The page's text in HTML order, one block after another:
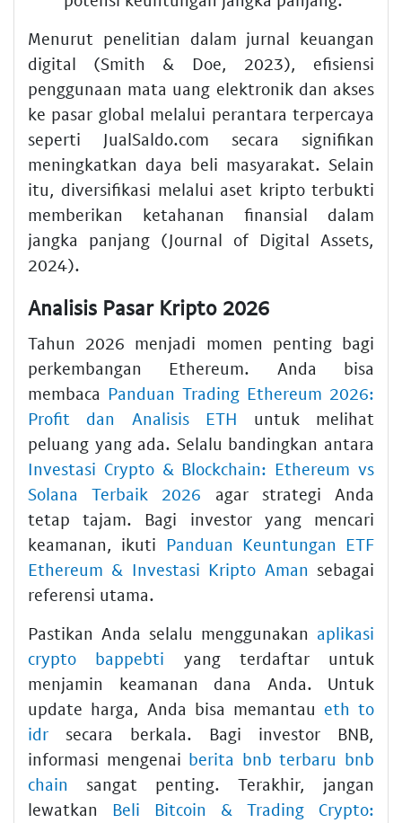
Menurut penelitian dalam jurnal keuangan
digital (Smith & Doe, 2023), efisiensi
penggunaan mata uang elektronik dan akses
ke pasar global melalui perantara terpercaya
seperti JualSaldo.com secara signifikan
meningkatkan daya beli masyarakat. Selain
itu, diversifikasi melalui aset kripto terbukti
memberikan ketahanan finansial dalam
jangka panjang (Journal of Digital Assets,
2024).
Analisis Pasar Kripto 2026
Tahun 2026 menjadi momen penting bagi
perkembangan Ethereum. Anda bisa
membaca Panduan Trading Ethereum 2026:
Profit dan Analisis ETH untuk melihat
peluang yang ada. Selalu bandingkan antara
Investasi Crypto & Blockchain: Ethereum vs
Solana Terbaik 2026 agar strategi Anda
tetap tajam. Bagi investor yang mencari
keamanan, ikuti Panduan Keuntungan ETF
Ethereum & Investasi Kripto Aman sebagai
referensi utama.
Pastikan Anda selalu menggunakan aplikasi
crypto bappebti yang terdaftar untuk
menjamin keamanan dana Anda. Untuk
update harga, Anda bisa memantau eth to
idr secara berkala. Bagi investor BNB,
informasi mengenai berita bnb terbaru bnb
chain sangat penting. Terakhir, jangan
lewatkan Beli Bitcoin & Trading Crypto: